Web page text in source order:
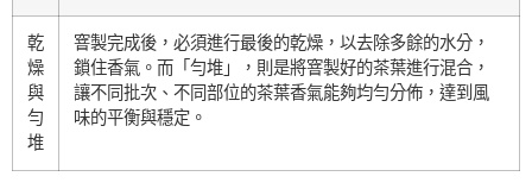
乾
燥
與
勻
堆
窨製完成後，必須進行最後的乾燥，以去除多餘的水分，
鎖住香氣。而「勻堆」，則是將窨製好的茶葉進行混合，
讓不同批次、不同部位的茶葉香氣能夠均勻分佈，達到風
味的平衡與穩定。